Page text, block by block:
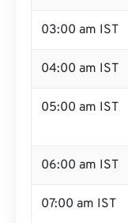
03:00 am IST
04:00 am IST
05:00 am IST
06:00 am IST
07:00 am IST